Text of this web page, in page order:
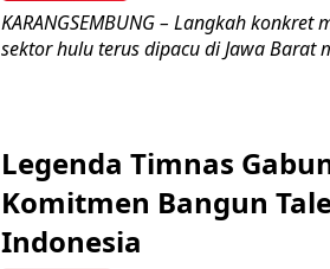
KARANGSEMBUNG – Langkah
sektor hulu terus dipacu di Jawa Barat
Legenda Timnas
Komitmen Bangun
Indonesia